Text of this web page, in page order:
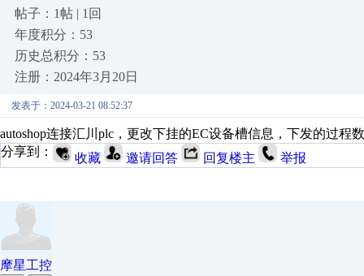
帖子：1帖 | 1回
年度积分：53
历史总积分：53
注册：2024年3月20日
发表于：2024-03-21 08:52:37
autoshop连接汇川plc，更改下挂的EC设备槽信息，下发的过程
分享到：
收藏 邀请回答 回复楼主 举报
摩星工控